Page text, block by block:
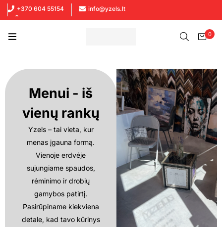
+370 604 55154
info@yzels.lt
Prekių atsiėmimas - Kaune ir Vilniuje
0
Menui - iš
vienų rankų
Yzels – tai vieta, kur
menas įgauna formą.
Vienoje erdvėje
sujungiame spaudos,
rėminimo ir drobių
gamybos patirtį.
Pasirūpiname kiekviena
detale, kad tavo kūrinys